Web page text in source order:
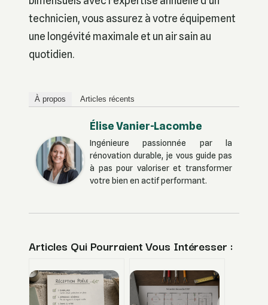
technicien, vous assurez à votre équipement
une longévité maximale et un air sain au
quotidien.
À propos Articles récents
Élise Vanier-Lacombe
Ingénieure passionnée par la
rénovation durable, je vous guide pas
à pas pour valoriser et transformer
votre bien en actif performant.
Articles Qui Pourraient Vous Intéresser :